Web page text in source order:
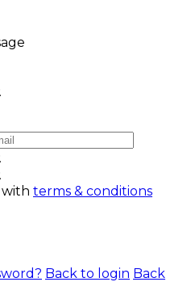
with terms & conditions
Back to login Back